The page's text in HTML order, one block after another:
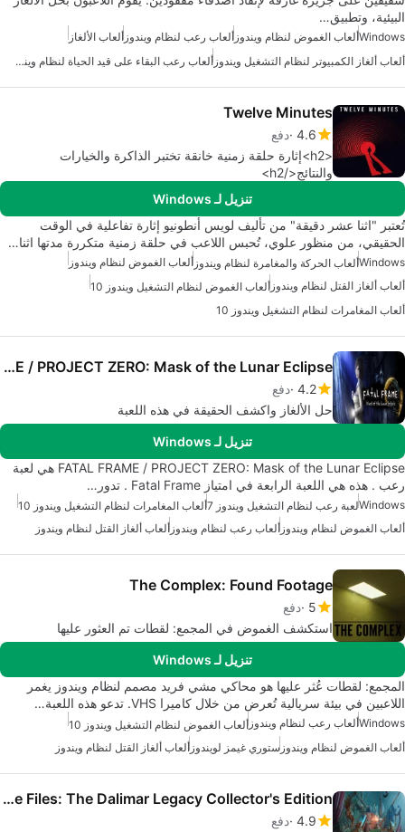
البيئية، وتطبيق…
Windowsألعاب الغموض لنظام ويندوز ألعاب رعب لنظام ويندوز ألعاب الألغاز
ألعاب ألغاز الكمبيوتر لنظام التشغيل ويندوز
ألعاب رعب البقاء على قيد الحياة لنظام ويندوز
Twelve Minutes
4.6 دفع
<h2>إثارة حلقة زمنية خانقة تختبر الذاكرة والخيارات
والنتائج</h2>
تنزيل لـ Windows
تُعتبر "اثنا عشر دقيقة" من تأليف لويس أنطونيو إثارة تفاعلية في الوقت
الحقيقي، من منظور علوي، تُحبس اللاعب في حلقة زمنية متكررة مدتها اثنا…
Windowsألعاب الحركة والمغامرة لنظام ويندوز ألعاب الغموض لنظام ويندوز
ألعاب ألغاز القتل لنظام ويندوز ألعاب الغموض لنظام التشغيل ويندوز 10
ألعاب المغامرات لنظام التشغيل ويندوز 10
FATAL FRAME / PROJECT ZERO: Mask of the Lunar Eclipse
4.2 دفع
حل الألغاز واكشف الحقيقة في هذه اللعبة
تنزيل لـ Windows
FATAL FRAME / PROJECT ZERO: Mask of the Lunar Eclipse هي لعبة
رعب . هذه هي اللعبة الرابعة في امتياز Fatal Frame . تدور…
Windowsلعبة رعب لنظام التشغيل ويندوز 7
ألعاب المغامرات لنظام التشغيل ويندوز 10
ألعاب الغموض لنظام ويندوز ألعاب رعب لنظام ويندوز ألعاب ألغاز القتل لنظام ويندوز
The Complex: Found Footage
5 دفع
استكشف الغموض في المجمع: لقطات تم العثور عليها
تنزيل لـ Windows
المجمع: لقطات عُثر عليها هو محاكي مشي فريد مصمم لنظام ويندوز يغمر
اللاعبين في بيئة سريالية تُعرض من خلال كاميرا VHS. تدعو هذه اللعبة…
Windowsألعاب رعب لنظام ويندوز ألعاب الغموض لنظام التشغيل ويندوز 10
ألعاب الغموض لنظام ويندوز ستوري غيمز لويندوز ألعاب ألغاز القتل لنظام ويندوز
Mystery Case Files: The Dalimar Legacy Collector's Edition
4.9 دفع